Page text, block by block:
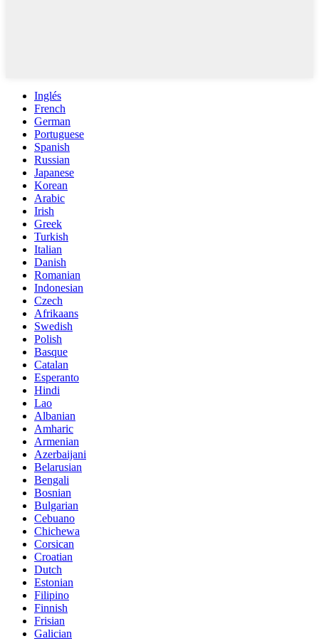
Inglés
French
German
Portuguese
Spanish
Russian
Japanese
Korean
Arabic
Irish
Greek
Turkish
Italian
Danish
Romanian
Indonesian
Czech
Afrikaans
Swedish
Polish
Basque
Catalan
Esperanto
Hindi
Lao
Albanian
Amharic
Armenian
Azerbaijani
Belarusian
Bengali
Bosnian
Bulgarian
Cebuano
Chichewa
Corsican
Croatian
Dutch
Estonian
Filipino
Finnish
Frisian
Galician